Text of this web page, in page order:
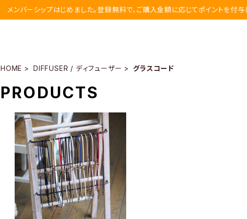
メンバーシップはじめました。登録無料で、ご購入金額に応じてポイントを付与
HOME DIFFUSER / ディフューザー グラスコード
PRODUCTS
DIFFUSER / GENUINE LEATHER G
LASS CODE メガネチェーン グラスコ
ード 革
¥3,960